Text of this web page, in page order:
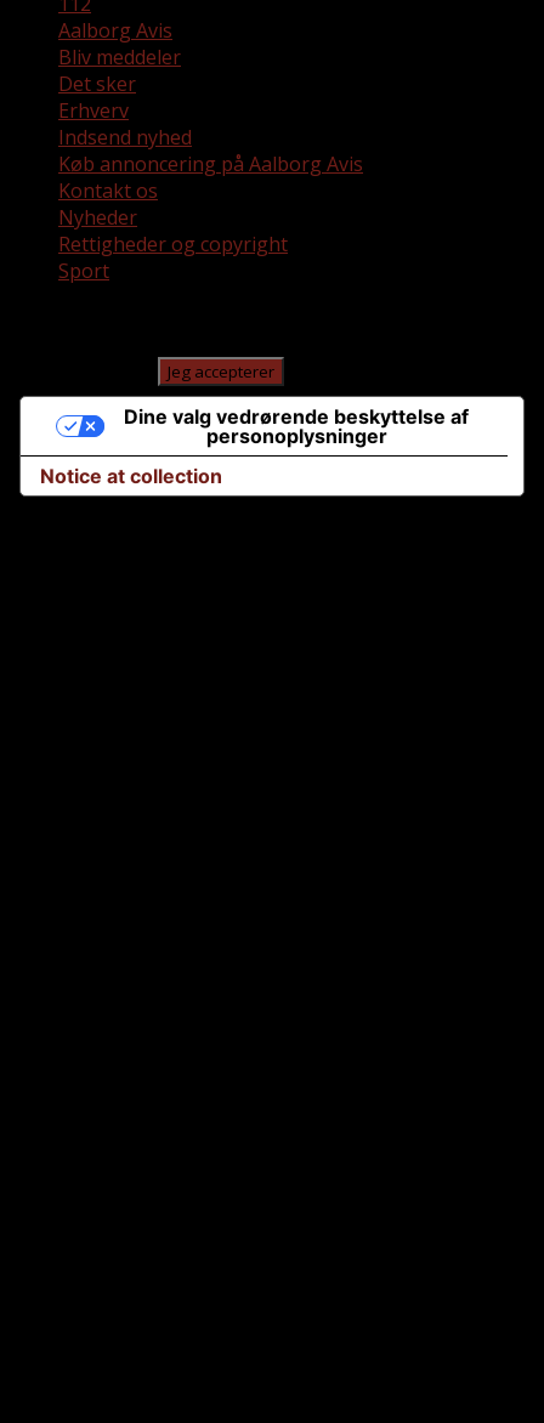
Aalborg Avis
Bliv meddeler
Det sker
Erhverv
Indsend nyhed
Køb annoncering på Aalborg Avis
Kontakt os
Nyheder
Rettigheder og copyright
Sport
Jeg accepterer
Notice at collection
Dine valg vedrørende beskyttelse af
personoplysninger